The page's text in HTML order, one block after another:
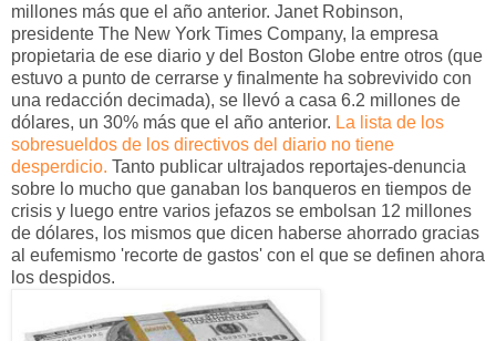
millones más que el año anterior. Janet Robinson,
presidente The New York Times Company, la empresa
propietaria de ese diario y del Boston Globe entre otros (que
estuvo a punto de cerrarse y finalmente ha sobrevivido con
una redacción decimada), se llevó a casa 6.2 millones de
dólares, un 30% más que el año anterior. La lista de los
sobresueldos de los directivos del diario no tiene
desperdicio. Tanto publicar ultrajados reportajes-denuncia
sobre lo mucho que ganaban los banqueros en tiempos de
crisis y luego entre varios jefazos se embolsan 12 millones
de dólares, los mismos que dicen haberse ahorrado gracias
al eufemismo 'recorte de gastos' con el que se definen ahora
los despidos.